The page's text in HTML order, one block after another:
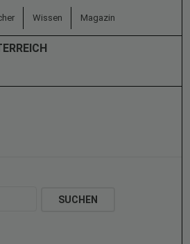
Wissen Magazin
SUCHEN